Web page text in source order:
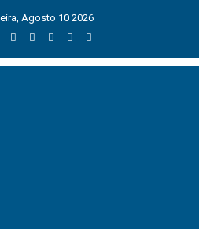
Agosto 10 2026